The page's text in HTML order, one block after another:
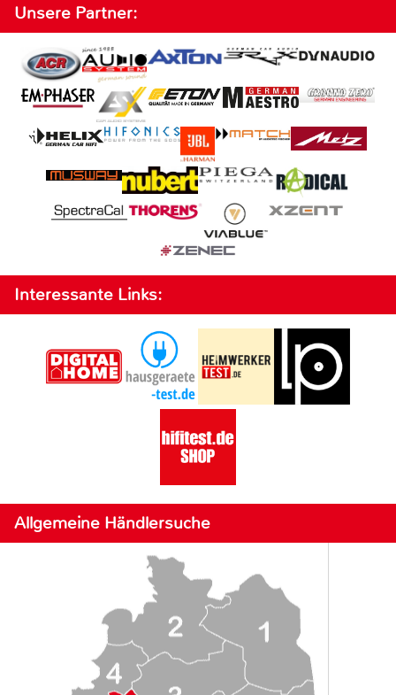
Unsere Partner:
Interessante Links:
Allgemeine Händlersuche